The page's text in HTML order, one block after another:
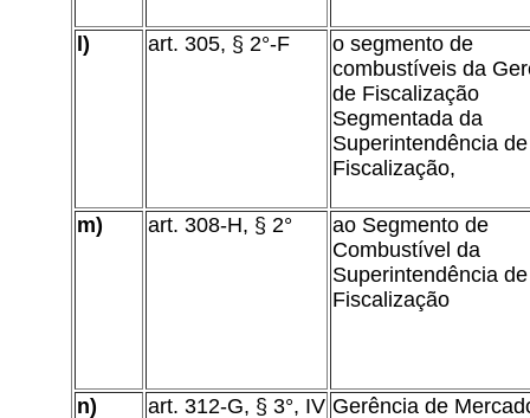
l) art. 305, § 2°-F
o segmento de
combustíveis da
de Fiscalização
Segmentada da
Superintendência de
Fiscalização,
m) art. 308-H, § 2°
ao Segmento de
Combustível da
Superintendência de
Fiscalização
n) art. 312-G, § 3°, IV Gerência de